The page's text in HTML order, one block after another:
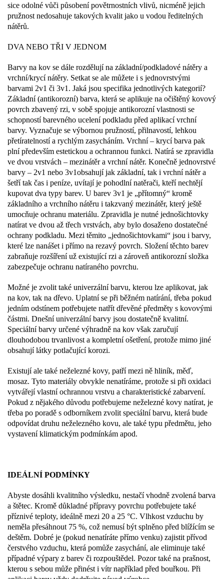
sice odolné vůči působení povětrnostních vlivů, nicméně jejich
pružnost nedosahuje takových kvalit jako u vodou ředitelných
nátěrů.
DVA NEBO TŘI V JEDNOM
Barvy na kov se dále rozdělují na základní/podkladové nátěry a
vrchní/krycí nátěry. Setkat se ale můžete i s jednovrstvými
barvami 2v1 či 3v1. Jaká jsou specifika jednotlivých kategorií?
Základní (antikorozní) barva, která se aplikuje na očištěný kovový
povrch zbavený rzi, v sobě spojuje antikorozní vlastnosti se
schopností barevného ucelení podkladu před aplikací vrchní
barvy. Vyznačuje se výbornou pružností, přilnavostí, lehkou
přetíratelností a rychlým zasycháním. Vrchní – krycí barva pak
plní především estetickou a ochrannou funkci. Natírá se zpravidla
ve dvou vrstvách – mezinátěr a vrchní nátěr. Konečně jednovrstvé
barvy – 2v1 nebo 3v1obsahují jak základní, tak i vrchní nátěr a
šetří tak čas i peníze, uvítají je pohodlní natěrači, kteří nechtějí
kupovat dva typy barev. U barev 3v1 je „přítomný“ kromě
základního a vrchního nátěru i takzvaný mezinátěr, který ještě
umocňuje ochranu materiálu. Zpravidla je nutné jednošichtovky
natírat ve dvou až třech vrstvách, aby bylo dosaženo dostatečné
ochrany podkladu. Mezi těmito „jednošichtovkami“ jsou i barvy,
které lze nanášet i přímo na rezavý povrch. Složení těchto barev
zabraňuje rozšíření už existující rzi a zároveň antikorozní složka
zabezpečuje ochranu natíraného povrchu.
Možné je zvolit také univerzální barvu, kterou lze aplikovat, jak
na kov, tak na dřevo. Uplatní se při běžném natírání, třeba pokud
jedním odstínem potřebujete natřít dřevěné předměty s kovovými
částmi. Dnešní univerzální barvy jsou dostatečně kvalitní.
Speciální barvy určené výhradně na kov však zaručují
dlouhodobou trvanlivost a kompletní ošetření, protože mimo jiné
obsahují látky potlačující korozi.
Existují ale také neželezné kovy, patří mezi ně hliník, měď,
mosaz. Tyto materiály obvykle nenatíráme, protože si při oxidaci
vytvářejí vlastní ochrannou vrstvu a charakteristické zabarvení.
Pokud z nějakého důvodu potřebujeme neželezné kovy natírat, je
třeba po poradě s odborníkem zvolit speciální barvu, která bude
odpovídat druhu neželezného kovu, ale také typu předmětu, jeho
vystavení klimatickým podmínkám apod.
IDEÁLNÍ PODMÍNKY
Abyste dosáhli kvalitního výsledku, nestačí vhodně zvolená barva
a štětec. Kromě důkladné přípravy povrchu potřebujete také
příznivé teploty, ideálně mezi 20 a 25 °C. Vlhkost vzduchu by
neměla přesáhnout 75 %, což nemusí být splněno před blížícím se
deštěm. Dobré je (pokud nenatíráte přímo venku) zajistit přívod
čerstvého vzduchu, která pomůže zasychání, ale eliminuje také
případné výpary z barev či rozpouštědel. Pozor také na prašnost,
kterou s sebou může přinést i vítr například před bouřkou. Při